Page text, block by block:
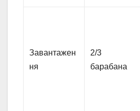
Завантажен
ня
2/3
барабана